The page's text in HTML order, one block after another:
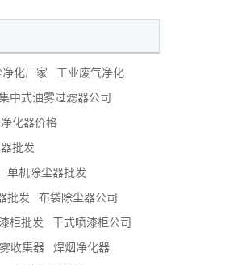
化厂家
工业废气净化
中式油雾过滤器公司
化器价格
批发
单机除尘器批发
批发
布袋除尘器公司
柜批发
干式喷漆柜公司
收集器
焊烟净化器